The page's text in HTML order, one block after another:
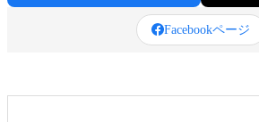
Facebookページ